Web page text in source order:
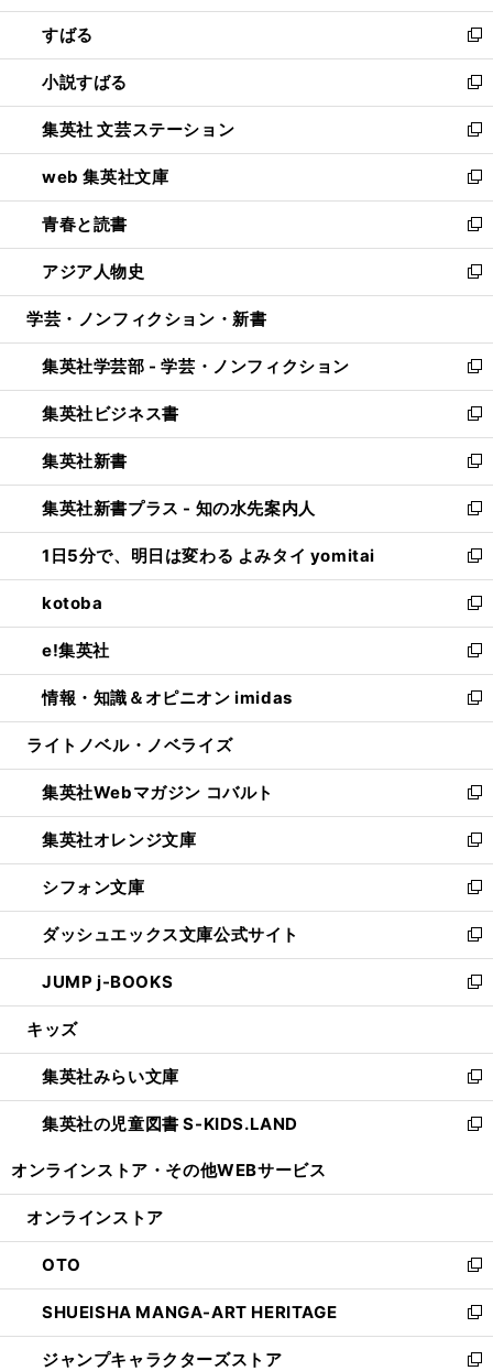
開
く
ウ
で
開
く
ン
ド
ウ
で
開
く
すばる
新
し
い
ウ
ィ
ン
ド
ウ
で
開
く
小説すばる
新
し
い
ウ
ィ
ン
ド
ウ
で
開
集英社 文芸ステーション
新
し
い
ウ
ィ
ン
ド
ウ
開
く
web 集英社文庫
新
し
い
ウ
ィ
ン
ウ
で
開
く
青春と読書
新
し
い
ウ
ン
ド
ウ
で
開
く
アジア人物史
新
し
ウ
ィ
ン
ド
ウ
で
開
く
学芸・ノンフィクション・新書
集英社学芸部 - 学芸・ノンフィクション
新
し
い
ウ
ィ
ン
ド
ウ
で
開
く
集英社ビジネス書
新
し
い
ウ
ィ
ン
ド
ウ
で
開
く
集英社新書
新
し
い
ウ
ィ
ン
ド
ウ
で
開
く
集英社新書プラス - 知の水先案内人
新
し
い
ウ
ィ
ン
ド
ウ
で
開
1日5分で、明日は変わる よみタイ yomitai
新
し
い
ウ
ィ
ン
ド
ウ
開
く
kotoba
新
し
い
ウ
ィ
ン
ウ
で
開
く
e!集英社
新
し
い
ウ
ン
ド
ウ
で
開
く
情報・知識＆オピニオン imidas
新
し
ウ
ィ
ン
ド
ウ
で
開
く
ライトノベル・ノベライズ
集英社Webマガジン コバルト
新
し
い
ウ
ィ
ン
ド
ウ
で
開
集英社オレンジ文庫
新
し
い
ウ
ィ
ン
ド
ウ
開
く
シフォン文庫
新
し
い
ウ
ィ
ン
ウ
で
開
く
ダッシュエックス文庫公式サイト
新
し
い
ウ
ン
ド
ウ
で
JUMP j-BOOKS
新
し
ウ
ィ
ン
ド
開
キッズ
集英社みらい文庫
新
し
い
ン
ウ
で
開
く
集英社の児童図書 S-KIDS.LAND
新
ウ
ン
ド
ウ
で
開
く
オンラインストア・ その他WEBサービス
オンラインストア
OTO
新
し
い
ウ
ィ
SHUEISHA MANGA-ART HERITAGE
新
し
い
ジャンプキャラクターズストア
新